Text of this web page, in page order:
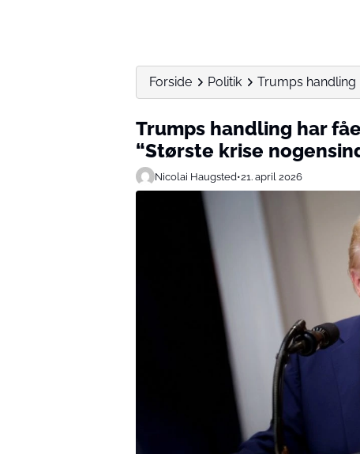
Forside Politik Trumps handling
Trumps handling har
“Største krise
Nicolai Haugsted•21. april 2026